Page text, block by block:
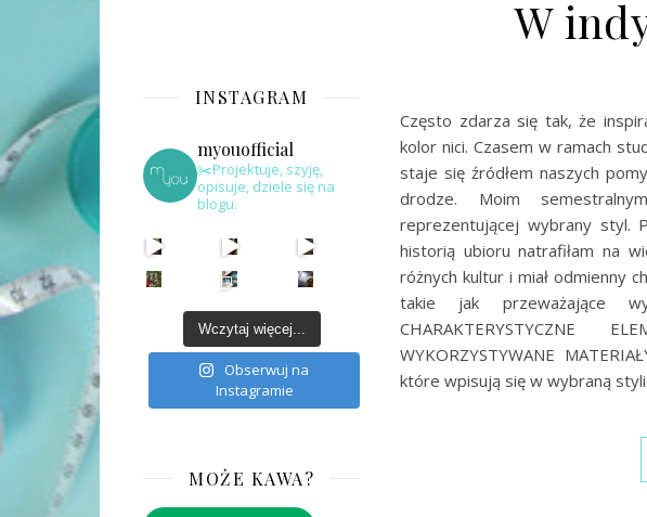
INSTAGRAM
myouofficial
✂️Projektuje, szyję,
opisuje, dziele się na
blogu.
Wczytaj więcej...
Obserwuj na
Instagramie
MOŻE KAWA?
W
Często zdarza się tak, że
kolor nici. Czasem w ramach
staje się źródłem naszych
drodze. Moim
reprezentującej wybrany styl.
historią ubioru natrafiłam na
różnych kultur i miał odmienny
takie jak przeważające
CHARAKTERYSTYCZNE
WYKORZYSTYWANE
które wpisują się w wybraną